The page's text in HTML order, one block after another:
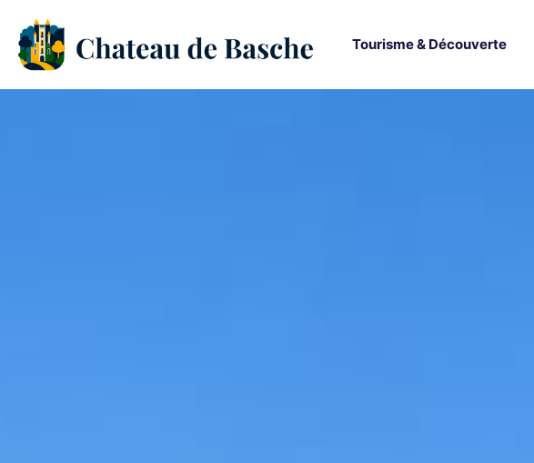
Tourisme & Découverte